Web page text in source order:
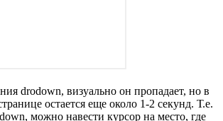
drodown, визуально он пропадает, но в
остается еще около 1-2 секунд. Т.е.
можно навести курсор на место, где